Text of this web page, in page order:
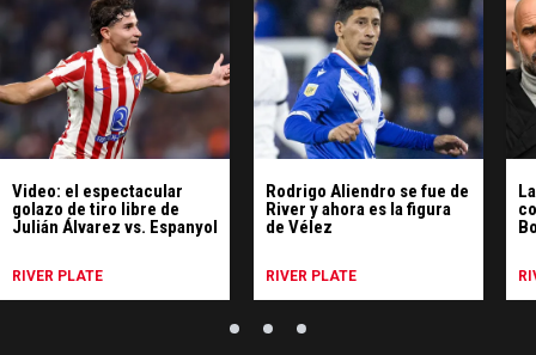
Video: el espectacular
golazo de tiro libre de
Julián Álvarez vs. Espanyol
RIVER PLATE
Rodrigo Aliendro se fue de
River y ahora es la figura
de Vélez
RIVER PLATE